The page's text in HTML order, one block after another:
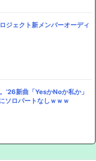
ジェクト新メンバーオーディ
’26新曲「YesかNoか私か」
ソロパートなしｗｗｗ